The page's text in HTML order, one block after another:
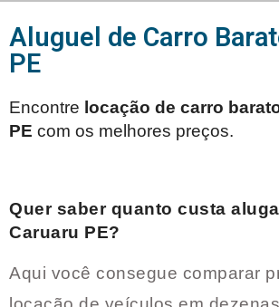
Aluguel de Carro
PE
Encontre locação de carro
PE com os melhores preços.
Quer saber quanto custa
Caruaru PE?
Aqui você consegue comparar